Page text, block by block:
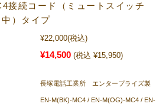
続コード（ミュートスイッチ
）タイプ
¥22,000(税込)
¥14,500 (税込 ¥15,950)
長塚電話工業所 エンタープライズ製
EN-M(BK)-MC4 / EN-M(OG)-MC4 / EN-